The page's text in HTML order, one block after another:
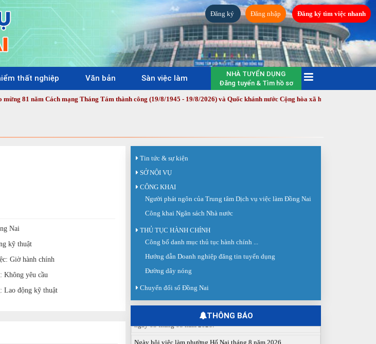
Đăng ký Đăng nhập Đăng ký tìm việc nhanh
thất nghiệp Văn bản Sàn việc làm
NHÀ TUYỂN DỤNG
Đăng tuyển & Tìm hồ sơ
Cách mạng Tháng Tám thành công (19/8/1945 - 19/8/2026) và Quốc khánh nước Cộng hòa xã hội chủ nghĩa Việt Nam (2/
Nai
kỹ thuật
Giờ hành chính
Không yêu cầu
Lao động kỹ thuật
Tin tức & sự kiện
SỞ NỘI VỤ
CÔNG KHAI
Người phát ngôn của Trung tâm Dịch vụ việc làm Đồng Nai
Công khai Ngân sách Nhà nước
THỦ TỤC HÀNH CHÍNH
Công bố danh mục thủ tục hành chính ...
Hướng dẫn Doanh nghiệp đăng tin tuyển dụng
Đường dây nóng
Chuyển đổi số Đồng Nai
THÔNG BÁO
Sàn giao dịch việc làm lần thứ 08 năm 2026: Hơn 4.300 cơ hội...
Sáng ngày 03/8/2026, Trung tâm Dịch vụ việc làm Đồng Nai tổ
Báo cáo số 141/BC-TTDVVL của Trung tâm Dịch vụ việc làm
Đồng...
Báo cáo kết quả tổ chức Sàn giao dịch việc làm lần thứ 08/2026
ngày 03 tháng 08 năm 2026.
Ngày hội việc làm phường Hố Nai tháng 8 năm 2026
Ngày hội việc làm tổ chức tại phường Hố Nai, thành phố Đồng